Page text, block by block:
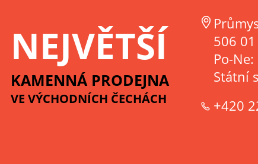
NEJVĚTŠÍ
KAMENNÁ PRODEJNA
VE VÝCHODNÍCH ČECHÁCH
506 01
Po-
Státní
+420